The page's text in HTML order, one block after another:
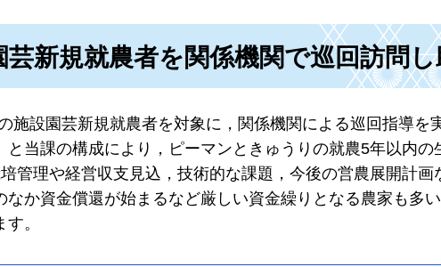
新規就農者を関係機関で巡回訪問
施設園芸新規就農者を対象に，関係機関による巡回指導を
当課の構成により，ピーマンときゅうりの就農5年以内の
管理や経営収支見込，技術的な課題，今後の営農展開計画
なか資金償還が始まるなど厳しい資金繰りとなる農家も多
。